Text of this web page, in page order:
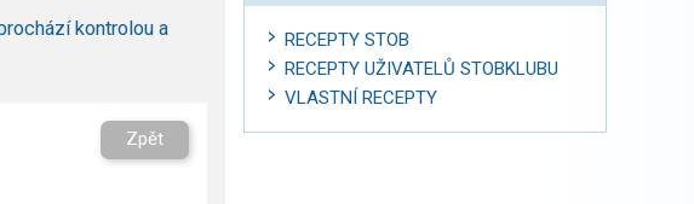
kontrolou a
Zpět
RECEPTY STOB
RECEPTY UŽIVATELŮ STOBKLUBU
VLASTNÍ RECEPTY